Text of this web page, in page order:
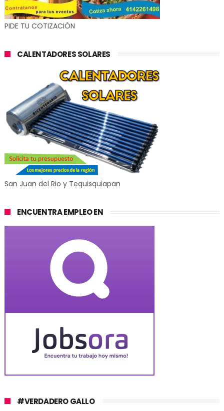
PIDE TU COTIZACIÓN
CALENTADORES SOLARES
San Juan del Rio y Tequisquiapan
ENCUENTRA EMPLEO EN
#VERDADERO GALLO